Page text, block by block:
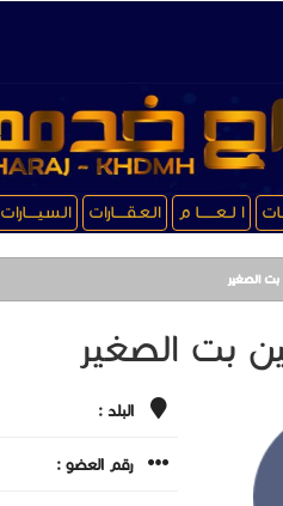
ا لــعـــــــا م الـعـقـــــارات الـسـيـــــارات
الصغير
بت الصغير
البلد :
رقم العضو :